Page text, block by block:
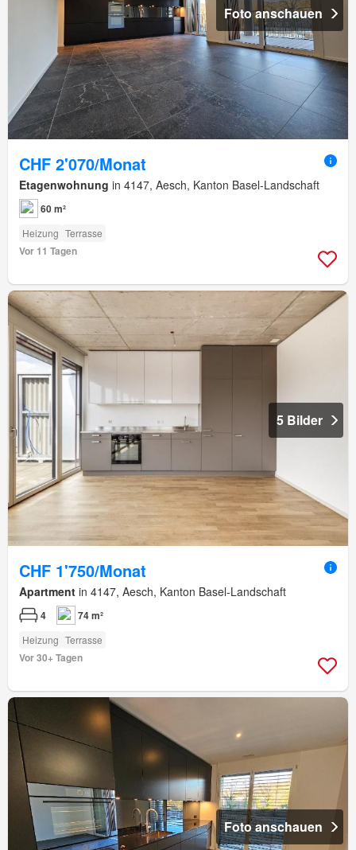
Foto anschauen
CHF 2'070/Monat
Etagenwohnung in 4147, Aesch, Kanton Basel-Landschaft
60 m²
Heizung Terrasse
Vor 11 Tagen
5 Bilder
CHF 1'750/Monat
Apartment in 4147, Aesch, Kanton Basel-Landschaft
4 74 m²
Heizung Terrasse
Vor 30+ Tagen
Foto anschauen